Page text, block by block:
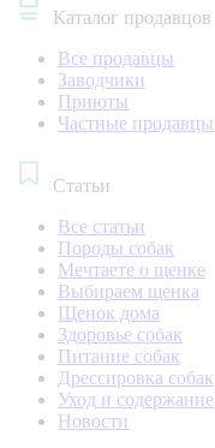
Каталог продавцов
Все продавцы
Заводчики
Приюты
Частные продавцы
Статьи
Все статьи
Породы собак
Мечтаете о щенке
Выбираем щенка
Щенок дома
Здоровье собак
Питание собак
Дрессировка собак
Уход и содержание
Новости